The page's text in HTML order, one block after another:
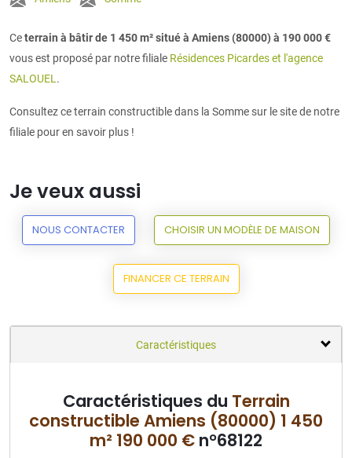
Ceterrain à bâtir de 1 450 m² situé à Amiens (80000) à 190 000 €
vous est proposé par notre filiale Résidences Picardes et l'agence
SALOUEL .
Consultez ce terrain constructible dans la Somme sur le site de notre
filiale pour en savoir plus !
Je veux aussi
NOUS CONTACTER CHOISIR UN MODÈLE DE MAISON
FINANCER CE TERRAIN
Caractéristiques
Caractéristiques du Terrain
constructible Amiens (80000) 1 450
m² 190 000 € n°68122